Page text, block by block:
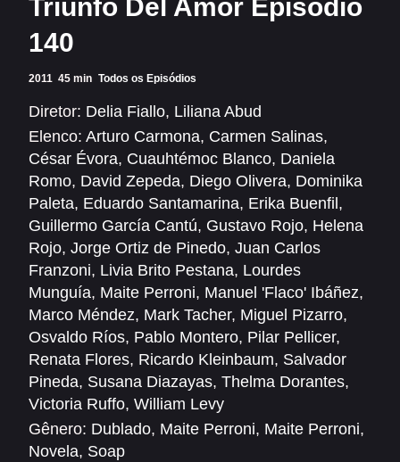
Dulce María Maite Perroni
RBD
Alfonso Herrera Anahí
Christian Chávez Christopher Von Uckermann
Dulce María Maite Perroni
RBD
SHOWS
Alfonso Herrera
Christian Chavéz Christopher Von Uckermann
Dulce María Maite Perroni
RBD
Triunfo Del Amor Episodio
140
2011 45 min Todos os Episódios
Diretor: Delia Fiallo, Liliana Abud
Elenco: Arturo Carmona, Carmen Salinas,
César Évora, Cuauhtémoc Blanco, Daniela
Romo, David Zepeda, Diego Olivera, Dominika
Paleta, Eduardo Santamarina, Erika Buenfil ,
Guillermo García Cantú, Gustavo Rojo, Helena
Rojo, Jorge Ortiz de Pinedo, Juan Carlos
Franzoni, Livia Brito Pestana, Lourdes
Munguía, Maite Perroni, Manuel 'Flaco' Ibáñez,
Marco Méndez, Mark Tacher, Miguel Pizarro,
Osvaldo Ríos, Pablo Montero, Pilar Pellicer,
Renata Flores, Ricardo Kleinbaum, Salvador
Pineda, Susana Diazayas, Thelma Dorantes,
Victoria Ruffo, William Levy
Gênero: Dublado, Maite Perroni, Maite Perroni,
Novela, Soap